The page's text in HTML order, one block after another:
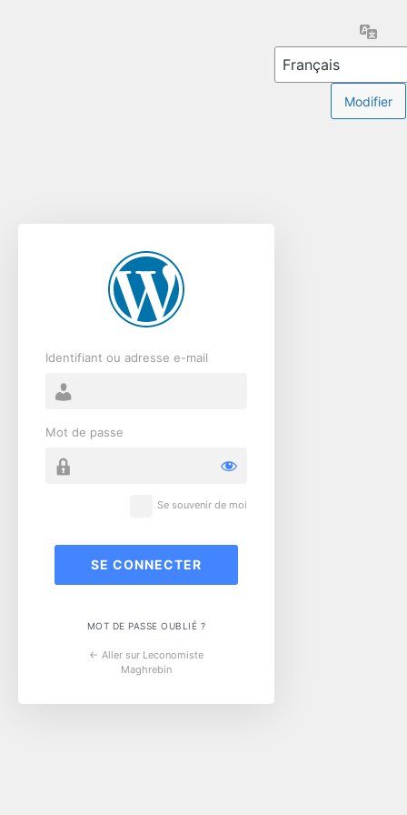
Identifiant ou adresse e-mail
Mot de passe
Se souvenir de moi
MOT DE PASSE OUBLIÉ ?
← Aller sur Leconomiste
Maghrebin